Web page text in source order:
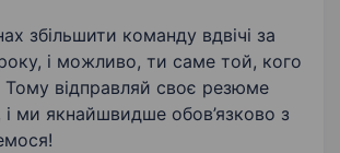
збільшити команду вдвічі за
року, і можливо, ти саме той, кого
відправляй своє резюме
ми якнайшвидше обов’язково з